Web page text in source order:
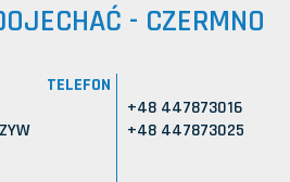
- CZERMNO
TELEFON
+48 447873016
+48 447873025